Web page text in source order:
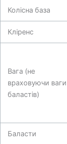
Колісна база
Кліренс
Вага (не
враховуючи ваги
баластів)
Баласти